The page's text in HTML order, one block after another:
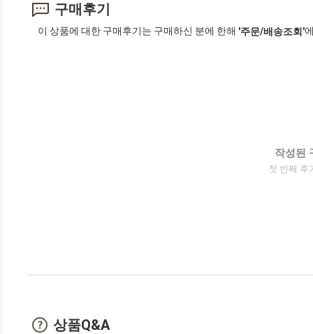
구매후기
이 상품에 대한 구매후기는 구매하신 분에 한해 '주문/배송조회'
작성된
첫 번째 후
상품Q&A